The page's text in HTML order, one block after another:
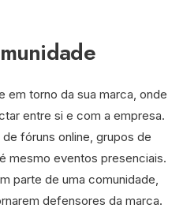
em torno da sua marca, onde
entre si e com a empresa.
fóruns online, grupos de
mesmo eventos presenciais.
parte de uma comunidade,
defensores da marca.